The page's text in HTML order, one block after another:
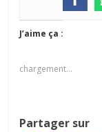
J’aime ça :
chargement…
Partager sur